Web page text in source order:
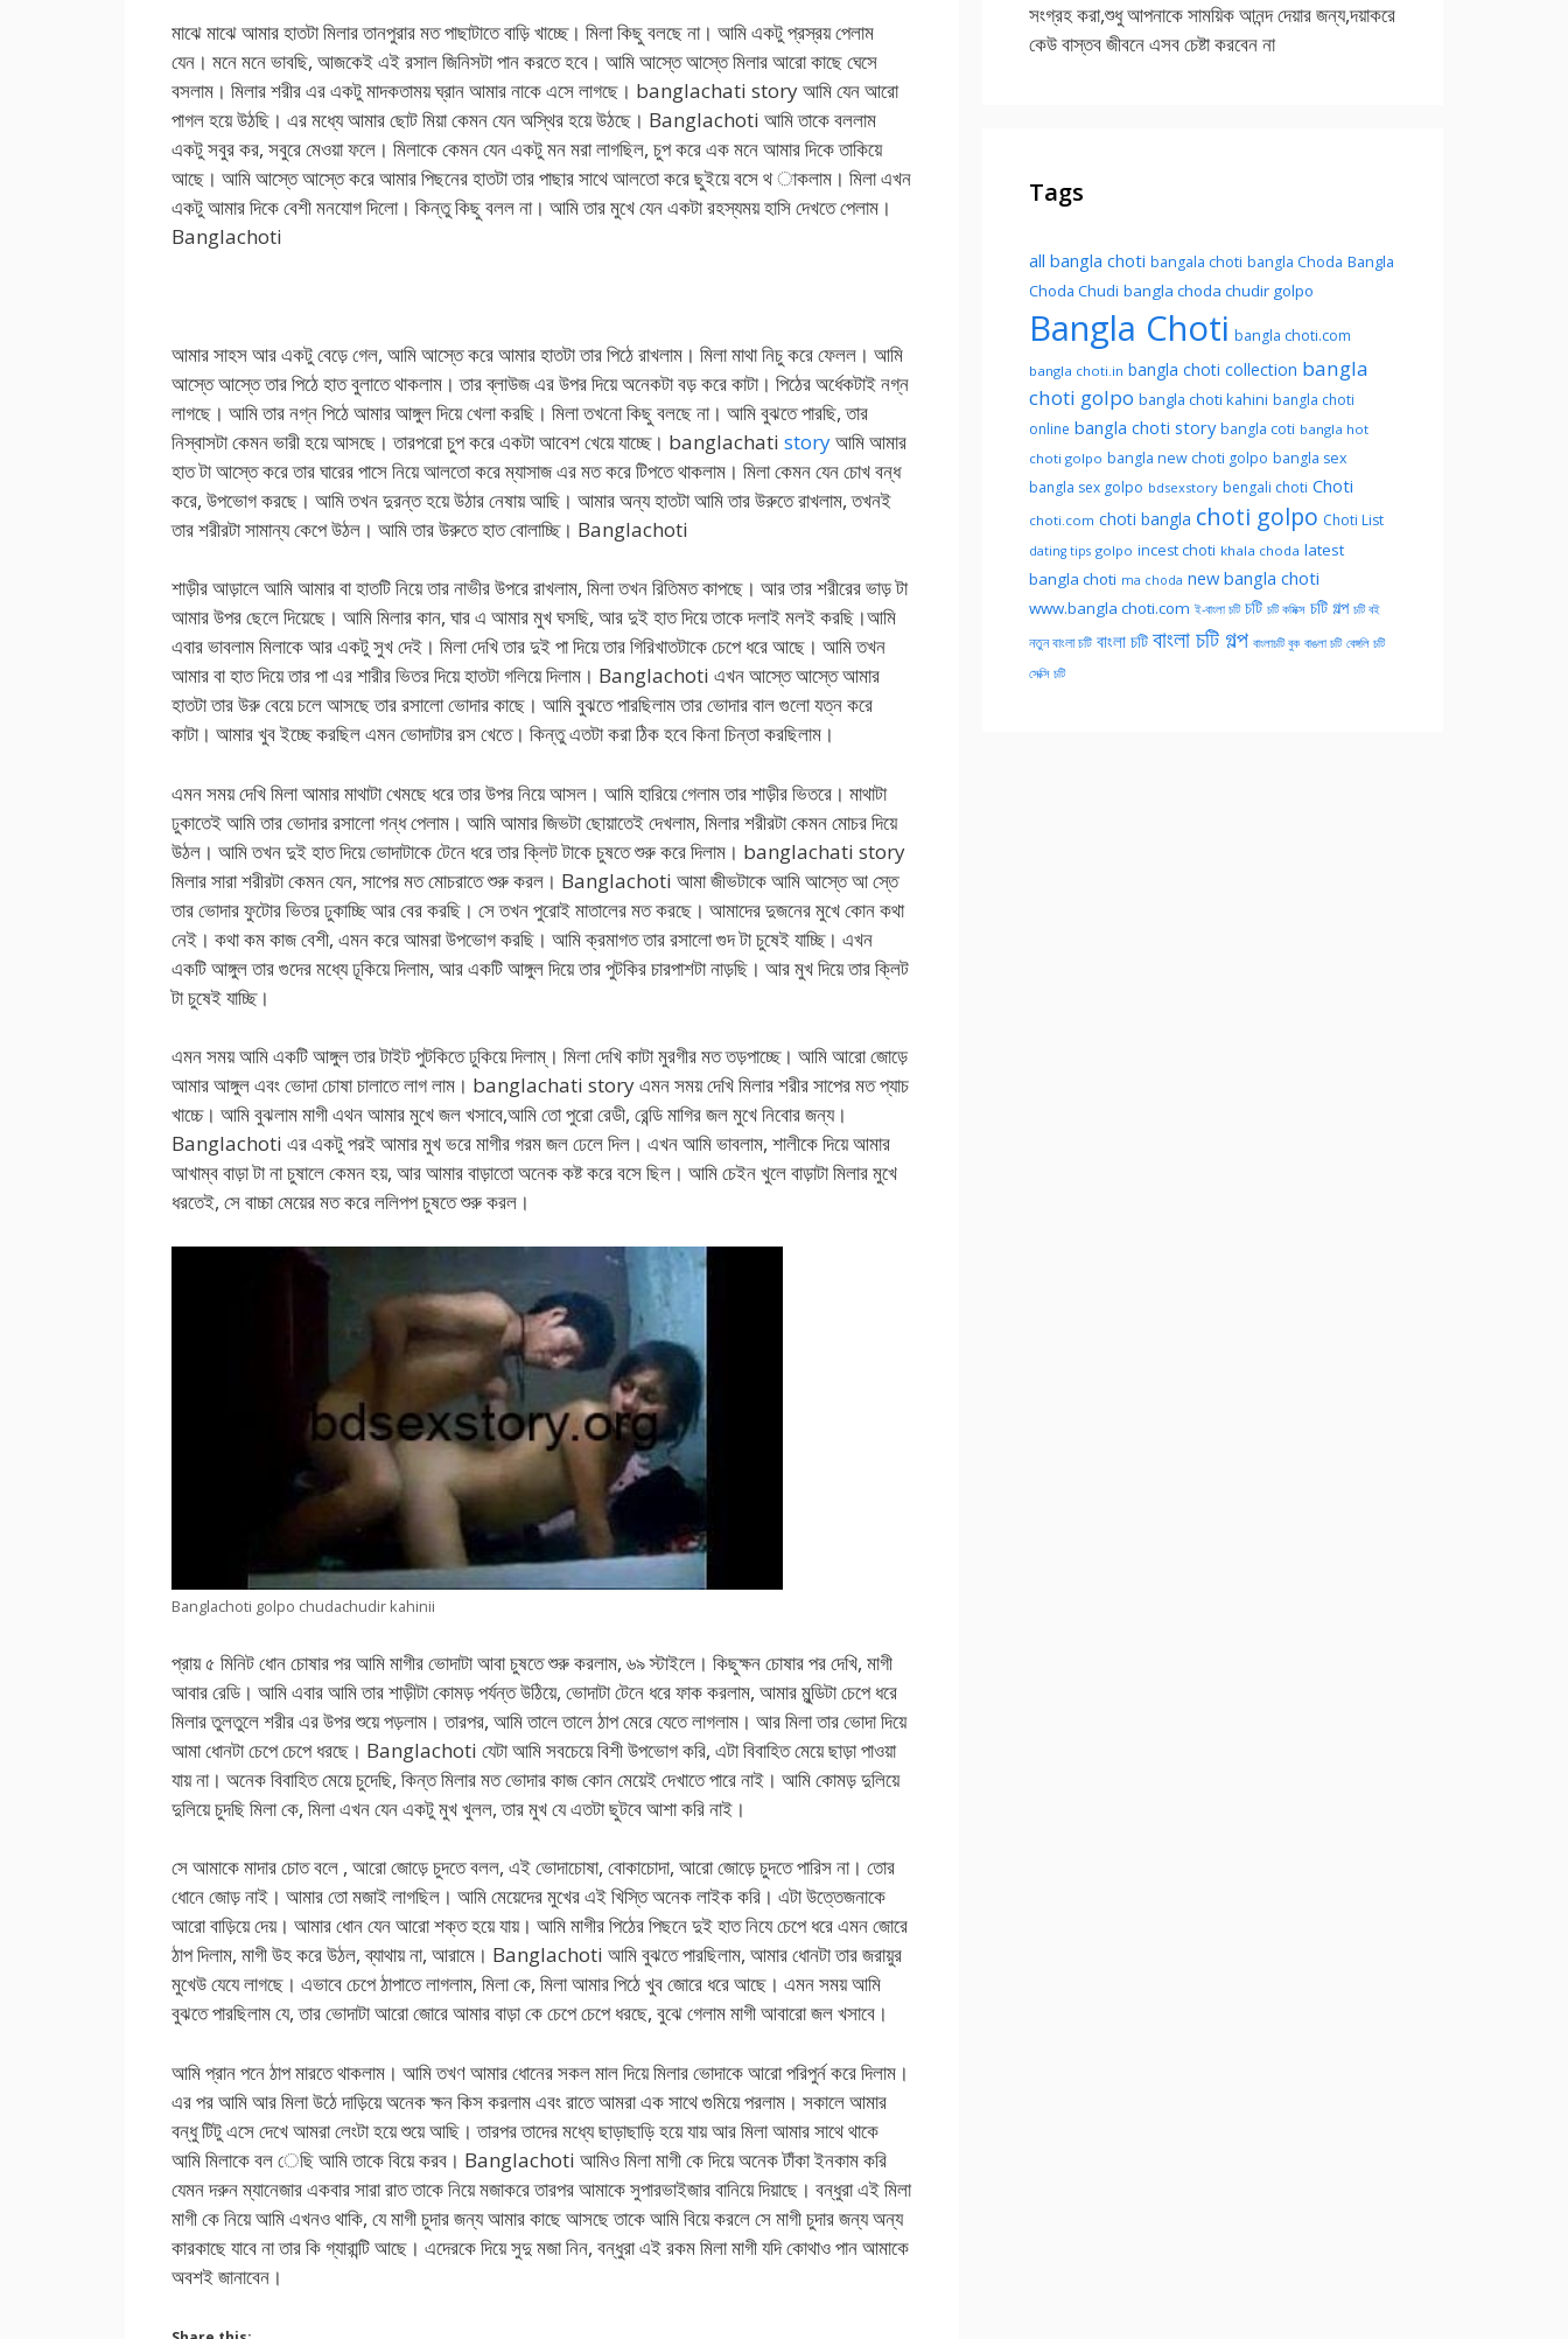
মাঝে মাঝে আমার হাতটা মিলার তানপুরার মত পাছাটাতে বাড়ি খাচ্ছে। মিলা কিছু বলছে না। আমি একটু প্রস্রয় পেলাম
যেন। মনে মনে ভাবছি, আজকেই এই রসাল জিনিসটা পান করতে হবে। আমি আস্তে আস্তে মিলার আরো কাছে ঘেসে
বসলাম। মিলার শরীর এর একটু মাদকতাময় ঘ্রান আমার নাকে এসে লাগছে। banglachati story আমি যেন আরো
পাগল হয়ে উঠছি। এর মধ্যে আমার ছোট মিয়া কেমন যেন অস্থির হয়ে উঠছে। Banglachoti আমি তাকে বললাম
একটু সবুর কর, সবুরে মেওয়া ফলে। মিলাকে কেমন যেন একটু মন মরা লাগছিল, চুপ করে এক মনে আমার দিকে তাকিয়ে
আছে। আমি আস্তে আস্তে করে আমার পিছনের হাতটা তার পাছার সাথে আলতো করে ছুইয়ে বসে থ াকলাম। মিলা এখন
একটু আমার দিকে বেশী মনযোগ দিলো। কিন্তু কিছু বলল না। আমি তার মুখে যেন একটা রহস্যময় হাসি দেখতে পেলাম।
Banglachoti
আমার সাহস আর একটু বেড়ে গেল, আমি আস্তে করে আমার হাতটা তার পিঠে রাখলাম। মিলা মাথা নিচু করে ফেলল। আমি
আস্তে আস্তে তার পিঠে হাত বুলাতে থাকলাম। তার ব্লাউজ এর উপর দিয়ে অনেকটা বড় করে কাটা। পিঠের অর্ধেকটাই নগ্ন
লাগছে। আমি তার নগ্ন পিঠে আমার আঙ্গুল দিয়ে খেলা করছি। মিলা তখনো কিছু বলছে না। আমি বুঝতে পারছি, তার
নিস্বাসটা কেমন ভারী হয়ে আসছে। তারপরো চুপ করে একটা আবেশ খেয়ে যাচ্ছে। banglachati storyআমি আমার
হাত টা আস্তে করে তার ঘারের পাসে নিয়ে আলতো করে ম্যাসাজ এর মত করে টিপতে থাকলাম। মিলা কেমন যেন চোখ বন্ধ
করে, উপভোগ করছে। আমি তখন দুরন্ত হয়ে উঠার নেষায় আছি। আমার অন্য হাতটা আমি তার উরুতে রাখলাম, তখনই
তার শরীরটা সামান্য কেপে উঠল। আমি তার উরুতে হাত বোলাচ্ছি। Banglachoti
শাড়ীর আড়ালে আমি আমার বা হাতটি নিয়ে তার নাভীর উপরে রাখলাম, মিলা তখন রিতিমত কাপছে। আর তার শরীরের ভাড় টা
আমার উপর ছেলে দিয়েছে। আমি মিলার কান, ঘার এ আমার মুখ ঘসছি, আর দুই হাত দিয়ে তাকে দলাই মলই করছি।আমি
এবার ভাবলাম মিলাকে আর একটু সুখ দেই। মিলা দেখি তার দুই পা দিয়ে তার গিরিখাতটাকে চেপে ধরে আছে। আমি তখন
আমার বা হাত দিয়ে তার পা এর শারীর ভিতর দিয়ে হাতটা গলিয়ে দিলাম। Banglachoti এখন আস্তে আস্তে আমার
হাতটা তার উরু বেয়ে চলে আসছে তার রসালো ভোদার কাছে। আমি বুঝতে পারছিলাম তার ভোদার বাল গুলো যত্ন করে
কাটা। আমার খুব ইচ্ছে করছিল এমন ভোদাটার রস খেতে। কিন্তু এতটা করা ঠিক হবে কিনা চিন্তা করছিলাম।
এমন সময় দেখি মিলা আমার মাথাটা খেমছে ধরে তার উপর নিয়ে আসল। আমি হারিয়ে গেলাম তার শাড়ীর ভিতরে। মাথাটা
ঢুকাতেই আমি তার ভোদার রসালো গন্ধ পেলাম। আমি আমার জিভটা ছোয়াতেই দেখলাম, মিলার শরীরটা কেমন মোচর দিয়ে
উঠল। আমি তখন দুই হাত দিয়ে ভোদাটাকে টেনে ধরে তার ক্লিট টাকে চুষতে শুরু করে দিলাম। banglachati story
মিলার সারা শরীরটা কেমন যেন, সাপের মত মোচরাতে শুরু করল। Banglachoti আমা জীভটাকে আমি আস্তে আ স্তে
তার ভোদার ফুটোর ভিতর ঢুকাচ্ছি আর বের করছি। সে তখন পুরোই মাতালের মত করছে। আমাদের দুজনের মুখে কোন কথা
নেই। কথা কম কাজ বেশী, এমন করে আমরা উপভোগ করছি। আমি ক্রমাগত তার রসালো গুদ টা চুষেই যাচ্ছি। এখন
একটি আঙ্গুল তার গুদের মধ্যে ঢূকিয়ে দিলাম, আর একটি আঙ্গুল দিয়ে তার পুটকির চারপাশটা নাড়ছি। আর মুখ দিয়ে তার ক্লিট
টা চুষেই যাচ্ছি।
এমন সময় আমি একটি আঙ্গুল তার টাইট পুটকিতে ঢুকিয়ে দিলাম্। মিলা দেখি কাটা মুরগীর মত তড়পাচ্ছে। আমি আরো জোড়ে
আমার আঙ্গুল এবং ভোদা চোষা চালাতে লাগ লাম। banglachati story এমন সময় দেখি মিলার শরীর সাপের মত প্যাচ
খাচ্চে। আমি বুঝলাম মাগী এথন আমার মুখে জল খসাবে,আমি তো পুরো রেডী, রেন্ডি মাগির জল মুখে নিবোর জন্য।
Banglachoti এর একটু পরই আমার মুখ ভরে মাগীর গরম জল ঢেলে দিল। এখন আমি ভাবলাম, শালীকে দিয়ে আমার
আখাম্ব বাড়া টা না চুষালে কেমন হয়, আর আমার বাড়াতো অনেক কষ্ট করে বসে ছিল। আমি চেইন খুলে বাড়াটা মিলার মুখে
ধরতেই, সে বাচ্চা মেয়ের মত করে ললিপপ চুষতে শুরু করল।
Banglachoti golpo chudachudir kahinii
প্রায় ৫ মিনিট ধোন চোষার পর আমি মাগীর ভোদাটা আবা চুষতে শুরু করলাম, ৬৯ স্টাইলে। কিছুক্ষন চোষার পর দেখি, মাগী
আবার রেডি। আমি এবার আমি তার শাড়ীটা কোমড় পর্যন্ত উঠিয়ে, ভোদাটা টেনে ধরে ফাক করলাম, আমার মুন্ডিটা চেপে ধরে
মিলার তুলতুলে শরীর এর উপর শুয়ে পড়লাম। তারপর, আমি তালে তালে ঠাপ মেরে যেতে লাগলাম। আর মিলা তার ভোদা দিয়ে
আমা ধোনটা চেপে চেপে ধরছে। Banglachoti যেটা আমি সবচেয়ে বিশী উপভোগ করি, এটা বিবাহিত মেয়ে ছাড়া পাওয়া
যায় না। অনেক বিবাহিত মেয়ে চুদেছি, কিন্ত মিলার মত ভোদার কাজ কোন মেয়েই দেখাতে পারে নাই। আমি কোমড় দুলিয়ে
দুলিয়ে চুদছি মিলা কে, মিলা এখন যেন একটু মুখ খুলল, তার মুখ যে এতটা ছুটবে আশা করি নাই।
সে আমাকে মাদার চোত বলে , আরো জোড়ে চুদতে বলল, এই ভোদাচোষা, বোকাচোদা, আরো জোড়ে চুদতে পারিস না। তোর
ধোনে জোড় নাই। আমার তো মজাই লাগছিল। আমি মেয়েদের মুখের এই খিস্তি অনেক লাইক করি। এটা উত্তেজনাকে
আরো বাড়িয়ে দেয়। আমার ধোন যেন আরো শক্ত হয়ে যায়। আমি মাগীর পিঠের পিছনে দুই হাত নিযে চেপে ধরে এমন জোরে
ঠাপ দিলাম, মাগী উহ করে উঠল, ব্যাথায় না, আরামে। Banglachoti আমি বুঝতে পারছিলাম, আমার ধোনটা তার জরায়ুর
মুখেউ যেযে লাগছে। এভাবে চেপে ঠাপাতে লাগলাম, মিলা কে, মিলা আমার পিঠে খুব জোরে ধরে আছে। এমন সময় আমি
বুঝতে পারছিলাম যে, তার ভোদাটা আরো জোরে আমার বাড়া কে চেপে চেপে ধরছে, বুঝে গেলাম মাগী আবারো জল খসাবে।
আমি প্রান পনে ঠাপ মারতে থাকলাম। আমি তখণ আমার ধোনের সকল মাল দিয়ে মিলার ভোদাকে আরো পরিপুর্ন করে দিলাম।
এর পর আমি আর মিলা উঠে দাড়িয়ে অনেক ক্ষন কিস করলাম এবং রাতে আমরা এক সাথে গুমিয়ে পরলাম। সকালে আমার
বন্ধু টিটু এসে দেখে আমরা লেংটা হয়ে শুয়ে আছি। তারপর তাদের মধ্যে ছাড়াছাড়ি হয়ে যায় আর মিলা আমার সাথে থাকে
আমি মিলাকে বল েছি আমি তাকে বিয়ে করব। Banglachoti আমিও মিলা মাগী কে দিয়ে অনেক টাঁকা ইনকাম করি
যেমন দরুন ম্যানেজার একবার সারা রাত তাকে নিয়ে মজাকরে তারপর আমাকে সুপারভাইজার বানিয়ে দিয়াছে। বন্ধুরা এই মিলা
মাগী কে নিয়ে আমি এখনও থাকি, যে মাগী চুদার জন্য আমার কাছে আসছে তাকে আমি বিয়ে করলে সে মাগী চুদার জন্য অন্য
কারকাছে যাবে না তার কি গ্যারান্টি আছে। এদেরকে দিয়ে সুদু মজা নিন, বন্ধুরা এই রকম মিলা মাগী যদি কোথাও পান আমাকে
অবশই জানাবেন।
সংগ্রহ করা,শুধু আপনাকে সাময়িক আনন্দ দেয়ার জন্য,দয়াকরে
কেউ বাস্তব জীবনে এসব চেষ্টা করবেন না
Tags
all bangla choti bangala choti bangla Choda Bangla
Choda Chudi bangla choda chudir golpo
Bangla Choti bangla choti.com
bangla choti.in bangla choti collection bangla
choti golpo bangla choti kahini bangla choti
online bangla choti story bangla coti bangla hot
choti golpo bangla new choti golpo bangla sex
bangla sex golpo bdsexstory bengali choti Choti
choti.com choti bangla choti golpo Choti List
dating tips golpo incest choti khala choda latest
bangla choti ma choda new bangla choti
www.bangla choti.com ই-বাংলা চটি চটি চটি কমিক্স চটি গল্প চটি বই
নতুন বাংলা চটি বাংলা চটি বাংলা চটি গল্প বাংলাচটি বুক বাঙলা চটি বেঙ্গলি চটি
সেক্সি চটি